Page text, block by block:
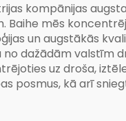
kompānijas
mēs
un augstākās
dažādām valstīm
uz droša,
posmus, kā arī